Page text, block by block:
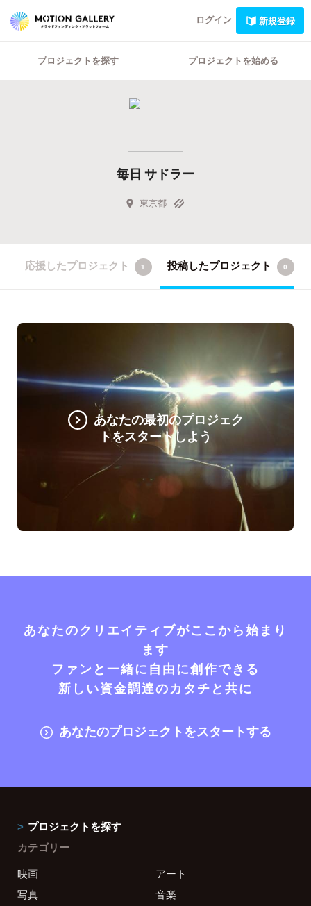
ログイン 新規登録
プロジェクトを探す プロジェクトを始める
毎日 サドラー
東京都
応援したプロジェクト 1 投稿したプロジェクト 0
あなたの最初のプロジェク
トをスタートしよう
あなたのクリエイティブがここから始まり
ます
ファンと一緒に自由に創作できる
新しい資金調達のカタチと共に
あなたのプロジェクトをスタートする
プロジェクトを探す
カテゴリー
映画
アート
写真
音楽